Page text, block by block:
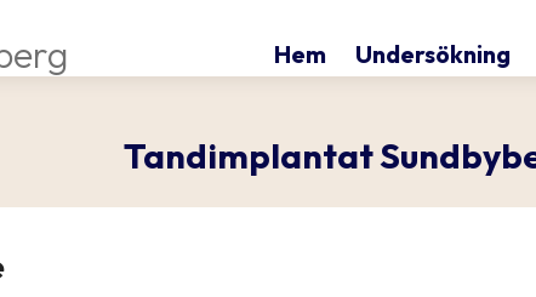
Hem Undersökning
Tandimplantat